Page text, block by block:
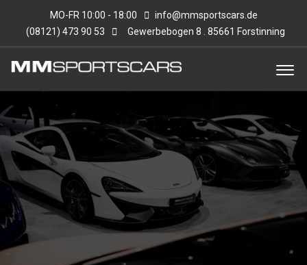
MO-FR 10:00 - 18:00
info@mmsportscars.de
(08121) 473 90 53
Gewerbebogen 8 . 85661 Forstinning